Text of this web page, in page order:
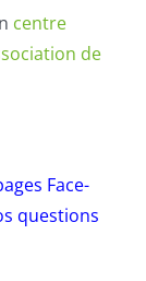
centre
de
Face-
questions